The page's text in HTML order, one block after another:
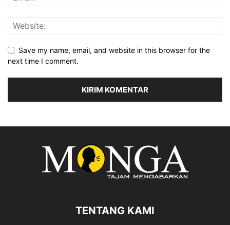
Save my name, email, and website in this browser for the
next time I comment.
TENTANG KAMI